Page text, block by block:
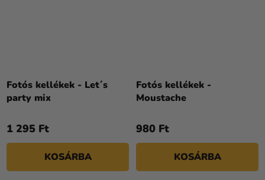
Fotós kellékek - Let´s
party mix
1 295 Ft
KOSÁRBA
Fotós kellékek -
Moustache
980 Ft
KOSÁRBA